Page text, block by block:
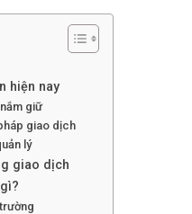
hiện nay
giữ
giao dịch
lý
giao dịch